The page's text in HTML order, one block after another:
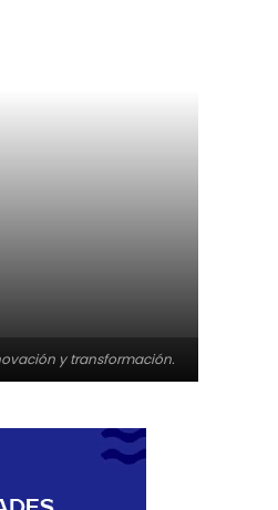
y transformación.